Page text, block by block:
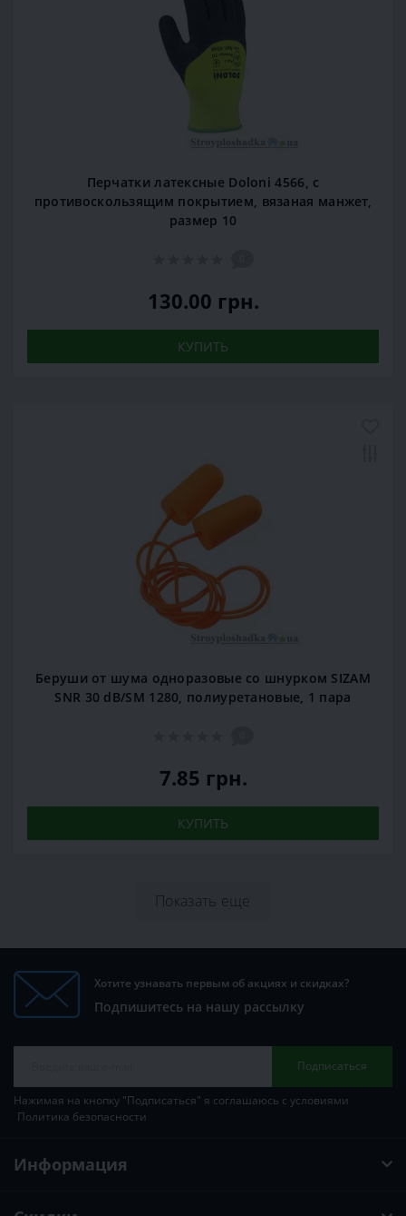
Перчатки латексные Doloni 4566, c
противоскользящим покрытием, вязаная манжет,
размер 10
130.00 грн.
КУПИТЬ
Беруши от шума одноразовые со шнурком SIZAM
SNR 30 dB/SM 1280, полиуретановые, 1 пара
7.85 грн.
КУПИТЬ
Показать еще
Хотите узнавать первым об акциях и скидках?
Подпишитесь на нашу рассылку
Подписаться
Нажимая на кнопку "Подписаться" я соглашаюсь с условиями
Политика безопасности
Информация